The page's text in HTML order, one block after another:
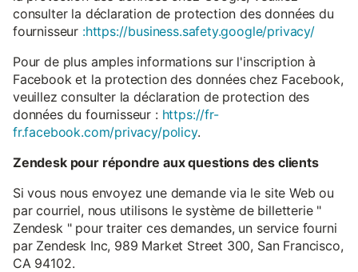
consulter la déclaration de protection des données du
fournisseur :https://business.safety.google/privacy/
Pour de plus amples informations sur l'inscription à
Facebook et la protection des données chez Facebook,
veuillez consulter la déclaration de protection des
données du fournisseur : https://fr-
fr.facebook.com/privacy/policy.
Zendesk pour répondre aux questions des clients
Si vous nous envoyez une demande via le site Web ou
par courriel, nous utilisons le système de billetterie "
Zendesk " pour traiter ces demandes, un service fourni
par Zendesk Inc, 989 Market Street 300, San Francisco,
CA 94102.